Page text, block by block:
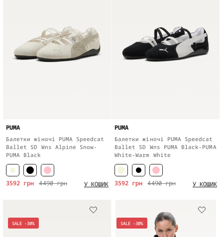
PUMA
Балетки жіночі PUMA Speedcat
Ballet SD Wns Alpine Snow-
PUMA Black
4490 грн
3592 грн У КОШИК
PUMA
Балетки жіночі PUMA Speedcat
Ballet SD Wns PUMA Black-PUMA
White-Warm White
4490 грн
3592 грн У КОШИК
SALE -30% SALE -30%